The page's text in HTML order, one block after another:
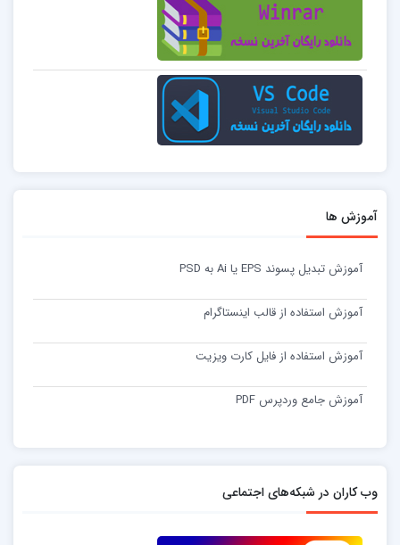
آموزش ها
آموزش تبدیل پسوند EPS یا Ai به PSD
آموزش استفاده از قالب اینستاگرام
آموزش استفاده از فایل کارت ویزیت
آموزش جامع وردپرس PDF
وب کاران در شبکه‌های اجتماعی